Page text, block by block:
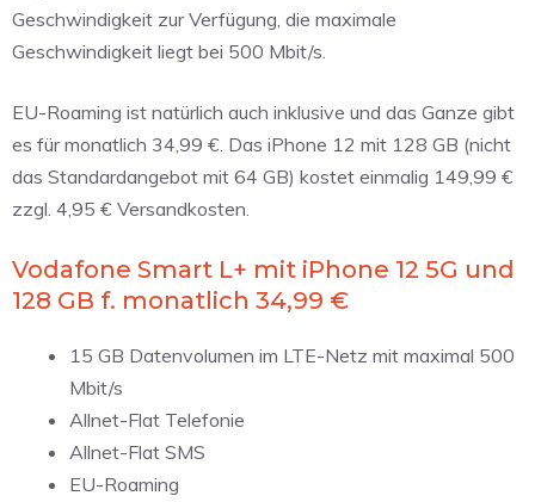
Geschwindigkeit zur Verfügung, die maximale
Geschwindigkeit liegt bei 500 Mbit/s.
EU-Roaming ist natürlich auch inklusive und das Ganze gibt
es für monatlich 34,99 €. Das iPhone 12 mit 128 GB (nicht
das Standardangebot mit 64 GB) kostet einmalig 149,99 €
zzgl. 4,95 € Versandkosten.
Vodafone Smart L+ mit iPhone 12 5G und
128 GB f. monatlich 34,99 €
15 GB Datenvolumen im LTE-Netz mit maximal 500
Mbit/s
Allnet-Flat Telefonie
Allnet-Flat SMS
EU-Roaming